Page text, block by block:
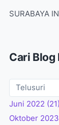
SURABAYA
Cari Blog
Juni 2022 (21)
Oktober 2023